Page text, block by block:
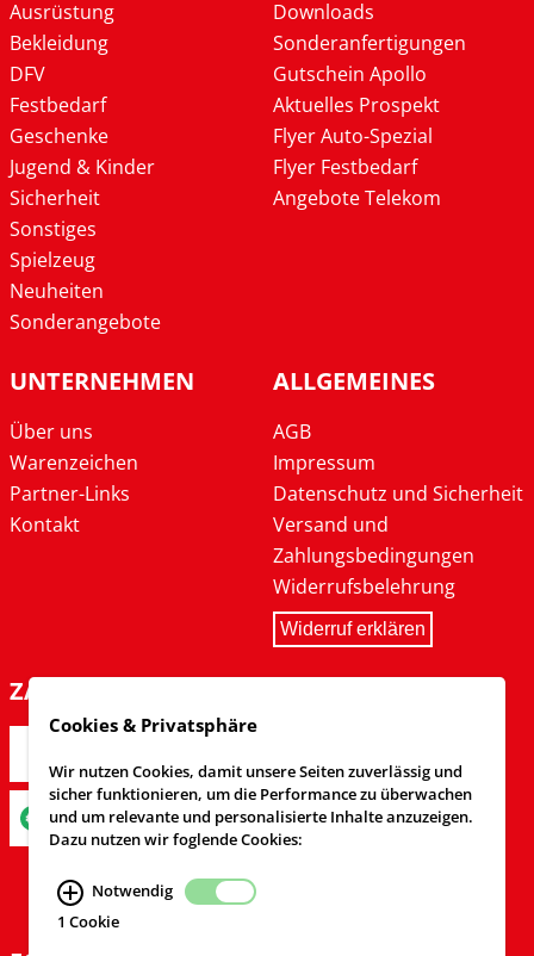
Ausrüstung
Bekleidung
DFV
Festbedarf
Geschenke
Jugend & Kinder
Sicherheit
Sonstiges
Spielzeug
Neuheiten
Sonderangebote
Downloads
Sonderanfertigungen
Gutschein Apollo
Aktuelles Prospekt
Flyer Auto-Spezial
Flyer Festbedarf
Angebote Telekom
UNTERNEHMEN
Über uns
Warenzeichen
Partner-Links
Kontakt
ALLGEMEINES
AGB
Impressum
Datenschutz und Sicherheit
Versand und
Zahlungsbedingungen
Widerrufsbelehrung
Widerruf erklären
ZAHLARTEN
Cookies & Privatsphäre
Wir nutzen Cookies, damit unsere Seiten zuverlässig und
sicher funktionieren, um die Performance zu überwachen
und um relevante und personalisierte Inhalte anzuzeigen.
Dazu nutzen wir foglende Cookies:
Notwendig
1 Cookie